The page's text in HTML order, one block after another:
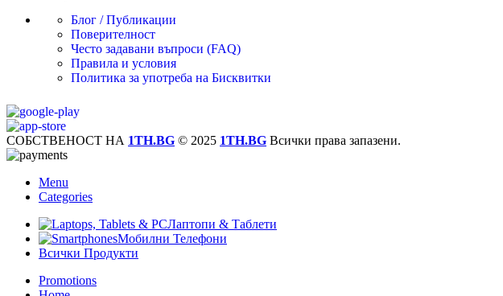
Блог / Публикации
Поверителност
Често задавани въпроси (FAQ)
Правила и условия
Политика за употреба на Бисквитки
СОБСТВЕНОСТ НА 1TH.BG © 2025 1TH.BG Всички права запазени.
Menu
Categories
Лаптопи & Таблети
Мобилни Телефони
Всички Продукти
Promotions